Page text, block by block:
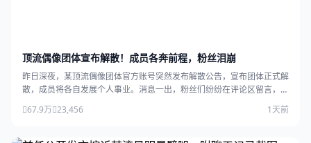
顶流偶像团体宣布解散！成员各奔前程，粉丝泪崩
昨日深夜，某顶流偶像团体官方账号突然发布解散公告，宣布团体正式解
散，成员将各自发展个人事业。消息一出，粉丝们纷纷在评论区留言，场
67.9万 23,456 1天前